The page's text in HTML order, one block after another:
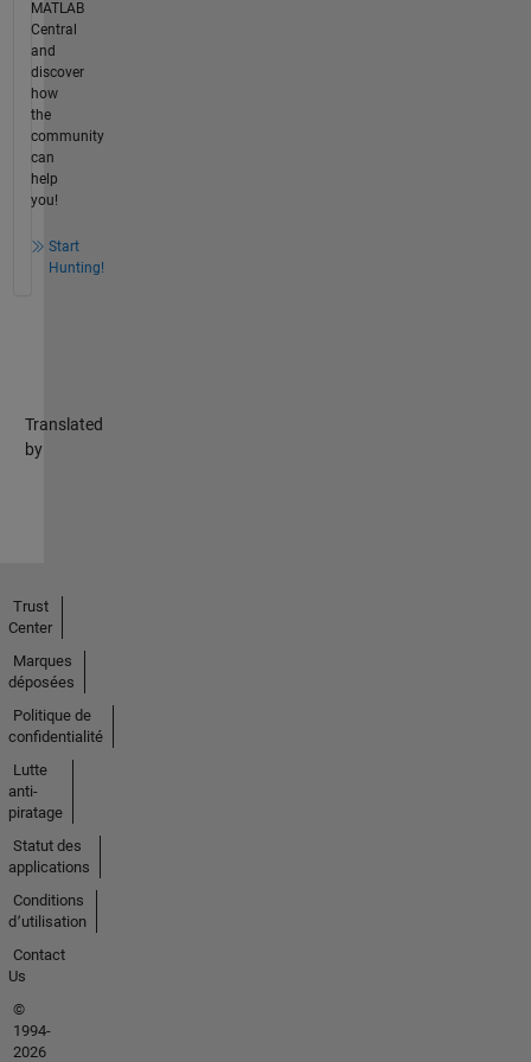
MATLAB
Central
and
discover
how
the
community
can
help
you!
Start
Hunting!
Translated
by
Trust
Center
Marques
déposées
Politique de
confidentialité
Lutte
anti-
piratage
Statut des
applications
Conditions
d՚utilisation
Contact
Us
©
1994-
2026